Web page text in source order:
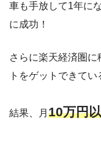
車も手放して1年に
に成功！
さらに楽天経済圏
トをゲットできてい
結果、月 10万円